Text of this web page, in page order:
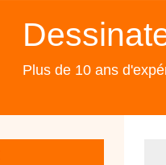
Plus de 10 ans